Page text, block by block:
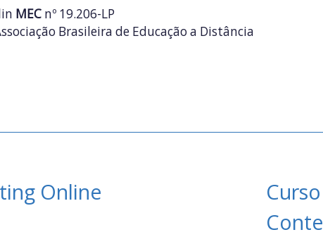
MECnº 19.206-LP
Brasileira de Educação a Distância
Online